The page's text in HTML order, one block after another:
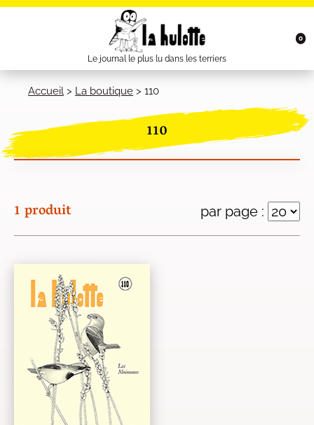
Le journal le plus lu dans les terriers
0
Accueil > La boutique > 110
110
1 produit par page :